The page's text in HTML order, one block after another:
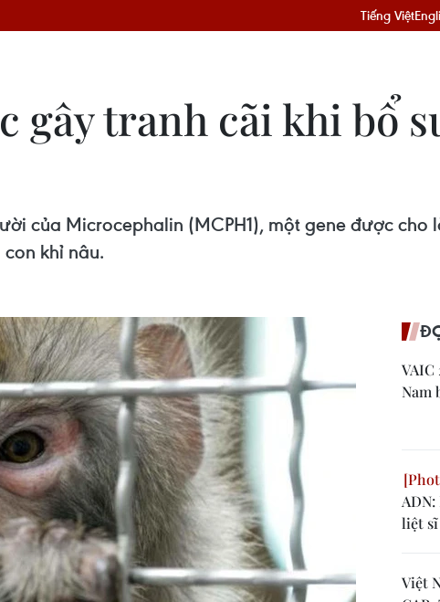
Tiếng Việt
gây tranh cãi khi bổ
của Microcephalin (MCPH1), một gene được cho
khỉ nâu.
VAIC
Nam
liệt
Việt